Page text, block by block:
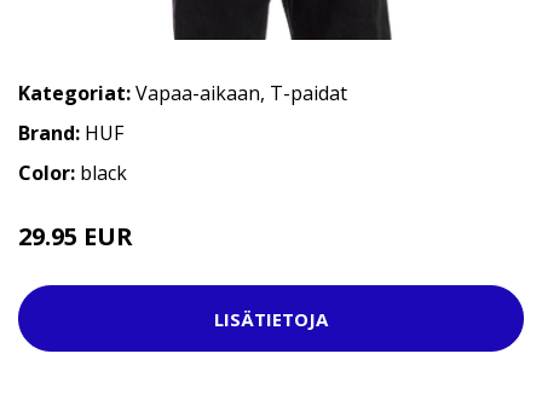
Kategoriat:Vapaa-aikaan, T-paidat
Brand: HUF
Color: black
29.95 EUR
LISÄTIETOJA